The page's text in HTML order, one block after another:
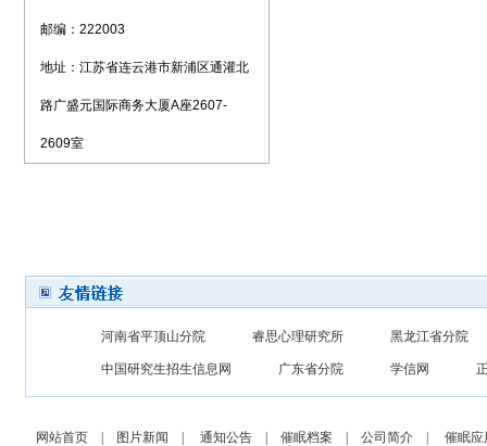
邮编：222003
地址：江苏省连云港市新浦区通灌北
路广盛元国际商务大厦A座2607-
2609室
河南省平顶山分院 睿思心理研究所 黑龙江省分院
中国研究生招生信息网 广东省分院 学信网
网站首页| 图片新闻 通知公告| 催眠档案 公司简介| 催眠应